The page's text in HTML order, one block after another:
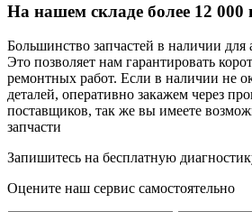
На нашем складе более 12 000
Большинство запчастей в наличии
Это позволяет нам гарантировать
ремонтных работ. Если в наличии не
деталей, оперативно закажем через
поставщиков, так же вы имеете
запчасти
Запишитесь на бесплатную
Оцените наш сервис самостоятельно